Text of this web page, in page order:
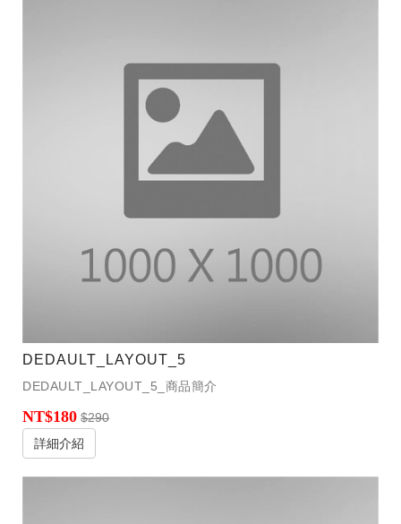
DEDAULT_LAYOUT_5
DEDAULT_LAYOUT_5_商品簡介
NT$180 $290
詳細介紹